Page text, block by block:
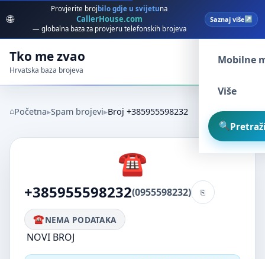
🌐
Provjerite broj bilo gdje u svijetuna
CallerHouse.com
— globalna baza za provjeru telefonskih brojeva
Saznaj više
Tko me zvao
Hrvatska baza brojeva
Spam
Mobilne
Više
Početna Spam brojevi Broj +385955598232
+385955598232(0955598232)
NEMA PODATAKA
NOVI BROJ